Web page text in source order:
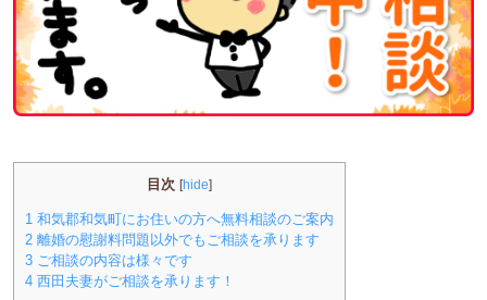
目次 [hide]
1 和気郡和気町にお住いの方へ無料相談のご案内
2 離婚の慰謝料問題以外でもご相談を承ります
3 ご相談の内容は様々です
4 西田夫妻がご相談を承ります！